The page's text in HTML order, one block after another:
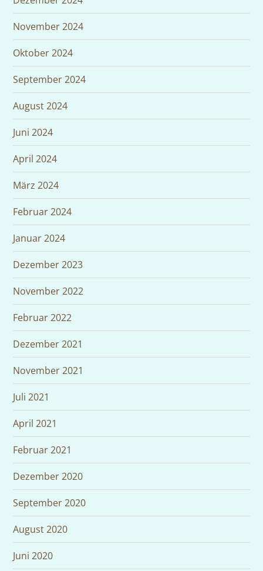
November 2024
Oktober 2024
September 2024
August 2024
Juni 2024
April 2024
März 2024
Februar 2024
Januar 2024
Dezember 2023
November 2022
Februar 2022
Dezember 2021
November 2021
Juli 2021
April 2021
Februar 2021
Dezember 2020
September 2020
August 2020
Juni 2020